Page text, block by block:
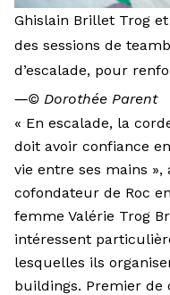
Ghislain Brillet Trog
des sessions de
d’escalade, pour
―© Dorothée Parent
« En escalade, la
doit avoir confiance
vie entre ses mains »,
cofondateur de Roc
femme Valérie Trog
intéressent
lesquelles ils
buildings. Premier de